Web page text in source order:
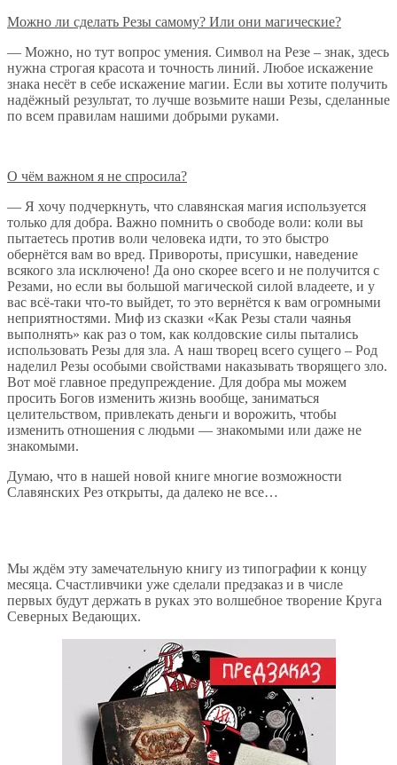
Можно ли сделать Резы самому? Или они магические?
— Можно, но тут вопрос умения. Символ на Резе – знак, здесь
нужна строгая красота и точность линий. Любое искажение
знака несёт в себе искажение магии. Если вы хотите получить
надёжный результат, то лучше возьмите наши Резы, сделанные
по всем правилам нашими добрыми руками.
О чём важном я не спросила?
— Я хочу подчеркнуть, что славянская магия используется
только для добра. Важно помнить о свободе воли: коли вы
пытаетесь против воли человека идти, то это быстро
обернётся вам во вред. Привороты, присушки, наведение
всякого зла исключено! Да оно скорее всего и не получится с
Резами, но если вы большой магической силой владеете, и у
вас всё-таки что-то выйдет, то это вернётся к вам огромными
неприятностями. Миф из сказки «Как Резы стали чаянья
выполнять» как раз о том, как колдовские силы пытались
использовать Резы для зла. А наш творец всего сущего – Род
наделил Резы особыми свойствами наказывать творящего зло.
Вот моё главное предупреждение. Для добра мы можем
просить Богов изменить жизнь вообще, заниматься
целительством, привлекать деньги и ворожить, чтобы
изменить отношения с людьми — знакомыми или даже не
знакомыми.
Думаю, что в нашей новой книге многие возможности
Славянских Рез открыты, да далеко не все…
Мы ждём эту замечательную книгу из типографии к концу
месяца. Счастливчики уже сделали предзаказ и в числе
первых будут держать в руках это волшебное творение Круга
Северных Ведающих.